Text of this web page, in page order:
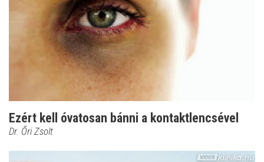
Ezért kell óvatosan bánni a kontaktlencsével
Dr. Őri Zsolt